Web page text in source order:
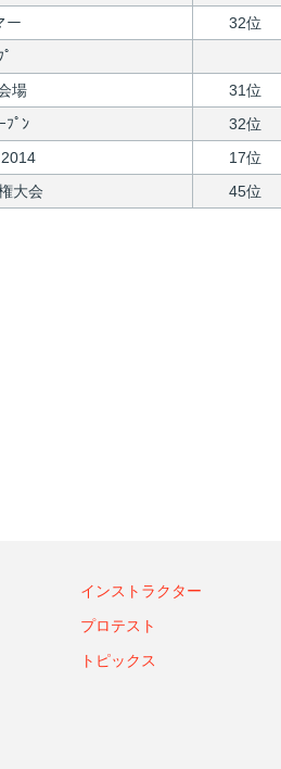
ー 32位
場 31位
ﾌﾟﾝ 32位
17位
大会 45位
インストラクター
プロテスト
トピックス